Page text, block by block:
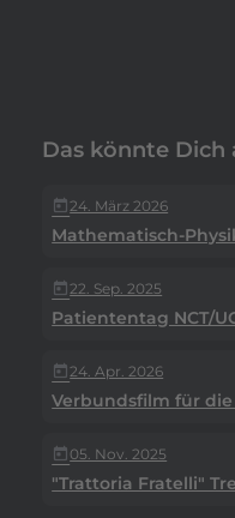
mit
Das könnte Dich
today24. März 2026
today22. Sep. 2025
Patiententag NCT/
today24. Apr. 2026
Verbundsfilm für
today 05. Nov. 2025
"Trattoria Fratelli"